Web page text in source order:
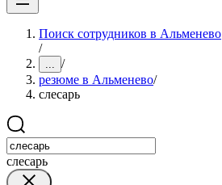
Поиск сотрудников в Альменево
/
... /
резюме в Альменево/
слесарь
слесарь